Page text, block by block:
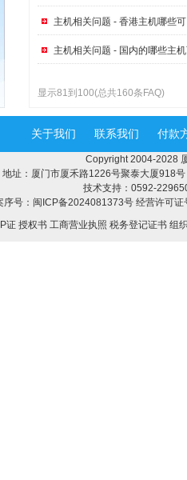
主机相关问题 - 香港主机哪些
主机相关问题 - 国内的哪些主
显示81到100(总共160条FAQ)
关于我们 联系我们 付款
Copyright 2004-2028
地址：厦门市厦禾路1226号聚泰大厦918
技术支持：0592-
序号：闽ICP备2024081373号 经营许可
证 授权书 工商营业执照 税务登记证书 组